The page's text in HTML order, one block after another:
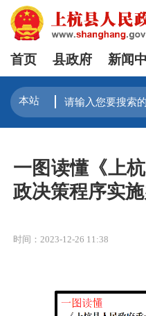
首页 县政府 新闻
一图读懂《上
政决策程序实施
时间：2023-12-26 11:38